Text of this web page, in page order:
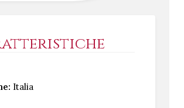
Italia